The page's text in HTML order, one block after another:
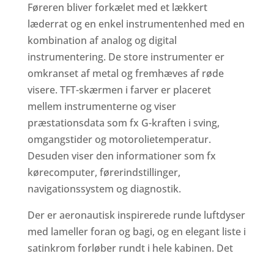
Føreren bliver forkælet med et lækkert
læderrat og en enkel instrumentenhed med en
kombination af analog og digital
instrumentering. De store instrumenter er
omkranset af metal og fremhæves af røde
visere. TFT-skærmen i farver er placeret
mellem instrumenterne og viser
præstationsdata som fx G-kraften i sving,
omgangstider og motorolietemperatur.
Desuden viser den informationer som fx
kørecomputer, førerindstillinger,
navigationssystem og diagnostik.
Der er aeronautisk inspirerede runde luftdyser
med lameller foran og bagi, og en elegant liste i
satinkrom forløber rundt i hele kabinen. Det